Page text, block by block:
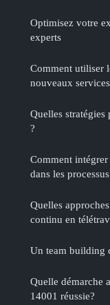
Optimisez votre
experts
Comment utiliser
nouveaux
Quelles
?
Comment
dans les
Quelles
continu en
Un team building
Quelle démarche
14001 réussie?